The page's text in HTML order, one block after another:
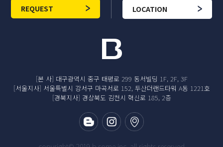
REQUEST LOCATION
[본 사] 대구광역시 중구 태평로 299 동서빌딩 1F, 2F, 3F
[서울지사] 서울특별시 강서구 마곡서로 152, 두산더랜드타워 A동 1221호
[경북지사] 경상북도 김천시 혁신로 185, 2층